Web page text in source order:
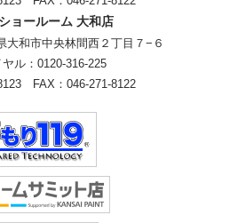
ョールーム 大和店
大和市中央林間西２丁目７−６
ル： 0120-316-225
FAX：046-271-8122